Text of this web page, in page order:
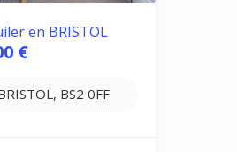
en BRISTOL
€
BS2 0FF